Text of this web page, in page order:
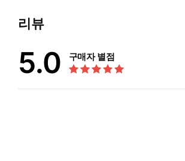
리뷰
5.0 구매자 별점